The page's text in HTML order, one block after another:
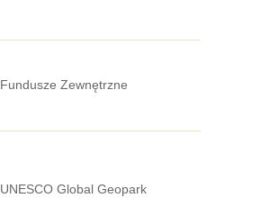
Fundusze Zewnętrzne
UNESCO Global Geopark